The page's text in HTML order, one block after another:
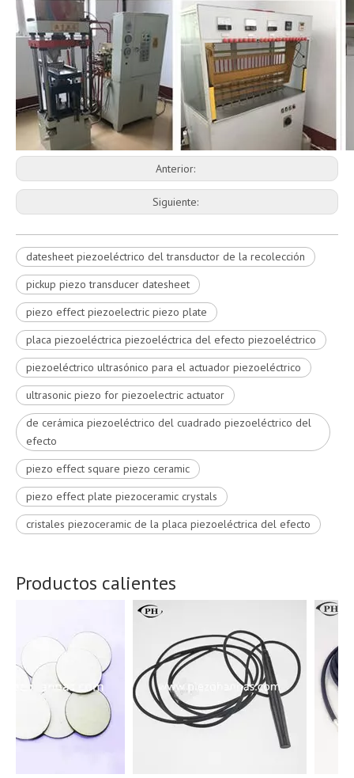
Anterior:
Siguiente:
datesheet piezoeléctrico del transductor de la recolección
pickup piezo transducer datesheet
piezo effect piezoelectric piezo plate
placa piezoeléctrica piezoeléctrica del efecto piezoeléctrico
piezoeléctrico ultrasónico para el actuador piezoeléctrico
ultrasonic piezo for piezoelectric actuator
de cerámica piezoeléctrico del cuadrado piezoeléctrico del
efecto
piezo effect square piezo ceramic
piezo effect plate piezoceramic crystals
cristales piezoceramic de la placa piezoeléctrica del efecto
Productos calientes